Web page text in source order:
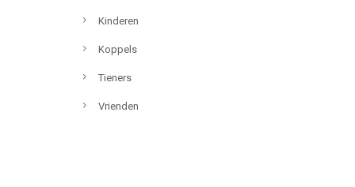
Kinderen
Koppels
Tieners
Vrienden